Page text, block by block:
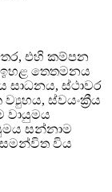
එහි කම්පන
ඉහළ තෙතමනය
සාධනය, ස්ථාවර
ස්වයංක්‍රීය
වායුමය
සන්නාම
විය